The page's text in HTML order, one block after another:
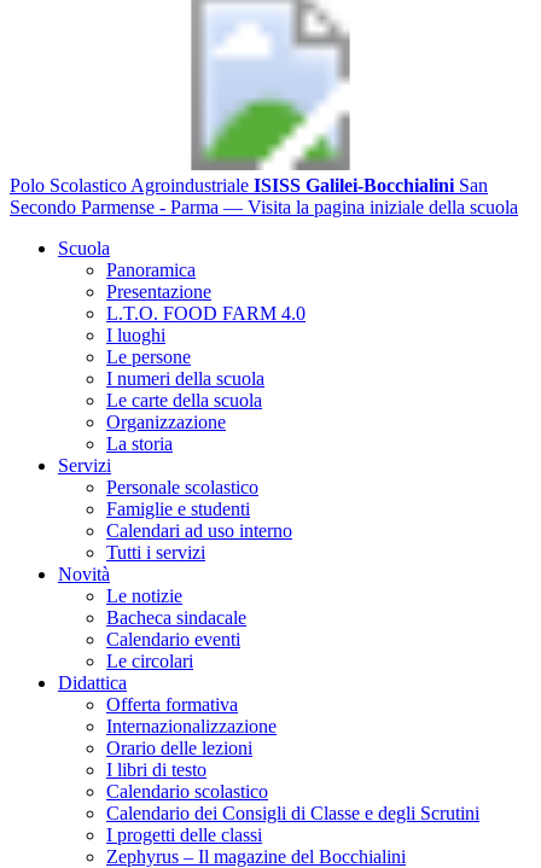
Polo Scolastico Agroindustriale ISISS Galilei-Bocchialini San
Secondo Parmense - Parma — Visita la pagina iniziale della scuola
Scuola
Panoramica
Presentazione
L.T.O. FOOD FARM 4.0
I luoghi
Le persone
I numeri della scuola
Le carte della scuola
Organizzazione
La storia
Servizi
Personale scolastico
Famiglie e studenti
Calendari ad uso interno
Tutti i servizi
Novità
Le notizie
Bacheca sindacale
Calendario eventi
Le circolari
Didattica
Offerta formativa
Internazionalizzazione
Orario delle lezioni
I libri di testo
Calendario scolastico
Calendario dei Consigli di Classe e degli Scrutini
I progetti delle classi
Zephyrus – Il magazine del Bocchialini